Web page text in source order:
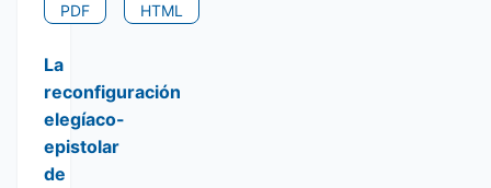
PDF HTML
La
reconfiguración
elegíaco-
epistolar
de